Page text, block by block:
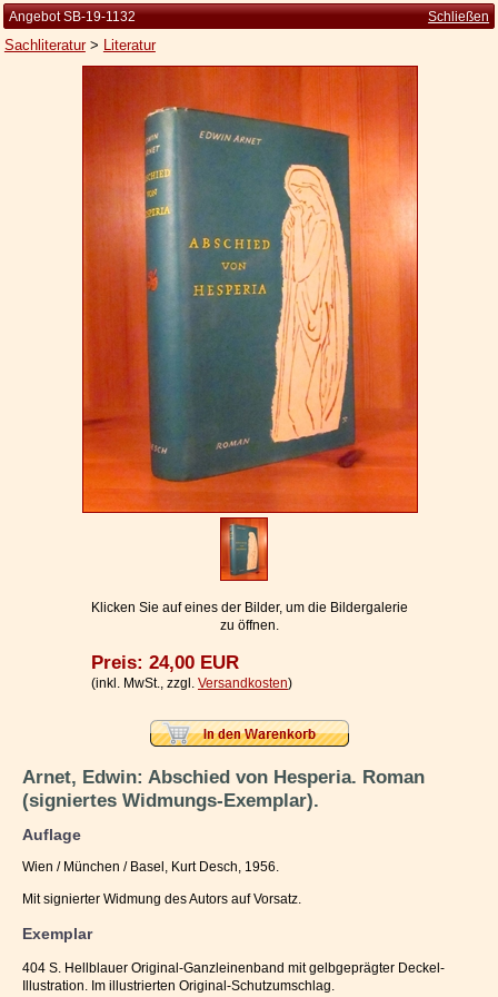
Kleine Kulturgeschichte
Die Brockhaus Auflagen
Die Meyer Auflagen
Zu den Angeboten
Geschäftsbedingungen
Datenschutzerklärung
Ihr Warenkorb
Angebot SB-19-1132 Schließen
Sachliteratur> Literatur
Klicken Sie auf eines der Bilder, um die Bildergalerie
zu öffnen.
Preis: 24,00 EUR
(inkl. MwSt., zzgl. Versandkosten)
Arnet, Edwin: Abschied von Hesperia. Roman
(signiertes Widmungs-Exemplar).
Auflage
Wien / München / Basel, Kurt Desch, 1956.
Mit signierter Widmung des Autors auf Vorsatz.
Exemplar
404 S. Hellblauer Original-Ganzleinenband mit gelbgeprägter Deckel-
Illustration. Im illustrierten Original-Schutzumschlag.